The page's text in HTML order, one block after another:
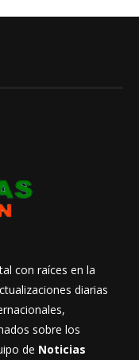
con raíces en la
diarias
sobre los
de Noticias